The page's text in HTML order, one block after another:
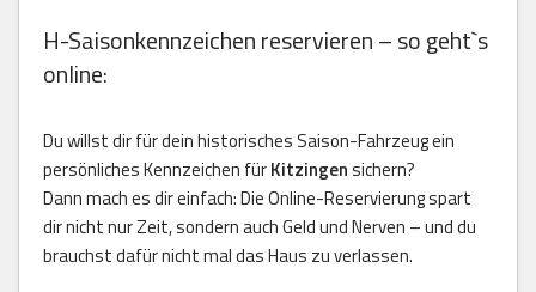
H-Saisonkennzeichen reservieren – so geht`s
online:
Du willst dir für dein historisches Saison-Fahrzeug ein
persönliches Kennzeichen fürKitzingensichern?
Dann mach es dir einfach: Die Online-Reservierung spart
dir nicht nur Zeit, sondern auch Geld und Nerven – und du
brauchst dafür nicht mal das Haus zu verlassen.